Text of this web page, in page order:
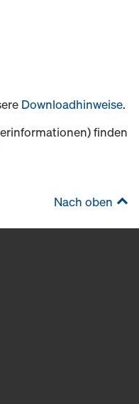
Downloadhinweise.
finden
Nach oben